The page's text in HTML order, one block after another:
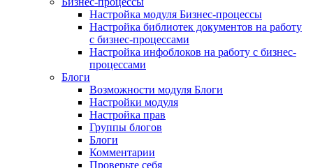
Настройка модуля Бизнес-процессы
Настройка библиотек документов на работу
с бизнес-процессами
Настройка инфоблоков на работу с бизнес-
процессами
Блоги
Возможности модуля Блоги
Настройки модуля
Настройка прав
Группы блогов
Блоги
Комментарии
Проверьте себя